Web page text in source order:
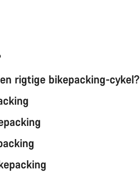
rigtige bikepacking-cykel?